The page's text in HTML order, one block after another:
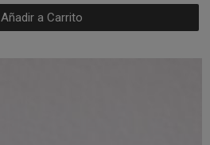
Añadir a Carrito